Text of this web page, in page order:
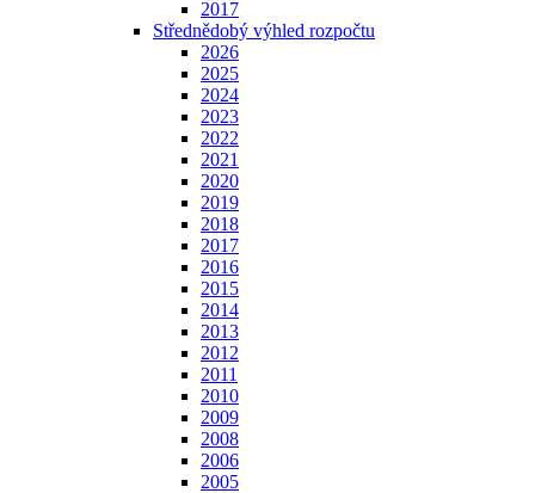
2017
Střednědobý výhled rozpočtu
2026
2025
2024
2023
2022
2021
2020
2019
2018
2017
2016
2015
2014
2013
2012
2011
2010
2009
2008
2006
2005